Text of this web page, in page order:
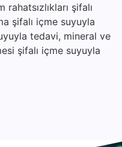
şifalı
şifalı içme suyuyla
tedavi, mineral ve
şifalı içme suyuyla